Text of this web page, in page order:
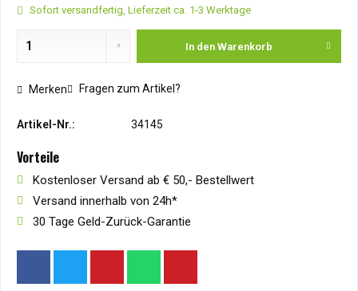
Sofort versandfertig, Lieferzeit ca. 1-3 Werktage
In den Warenkorb
Merken Fragen zum Artikel?
Artikel-Nr.: 34145
Vorteile
Kostenloser Versand ab € 50,- Bestellwert
Versand innerhalb von 24h*
30 Tage Geld-Zurück-Garantie